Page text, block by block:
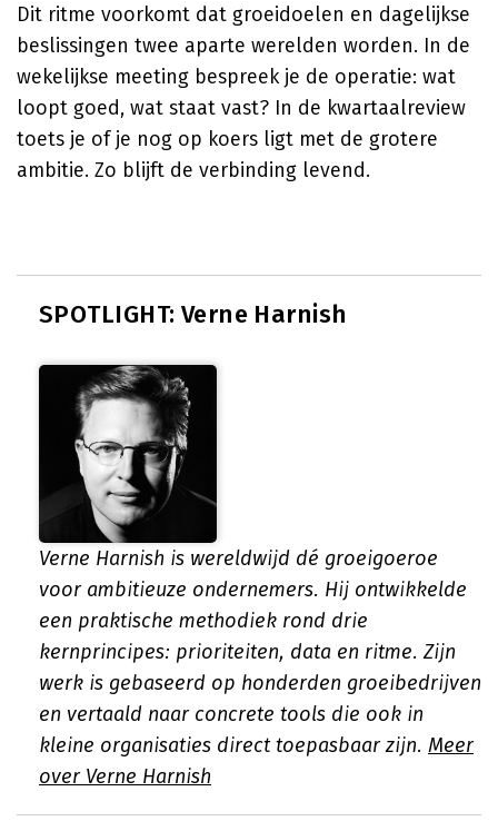
Dit ritme voorkomt dat groeidoelen en dagelijkse
beslissingen twee aparte werelden worden. In de
wekelijkse meeting bespreek je de operatie: wat
loopt goed, wat staat vast? In de kwartaalreview
toets je of je nog op koers ligt met de grotere
ambitie. Zo blijft de verbinding levend.
SPOTLIGHT: Verne Harnish
Verne Harnish is wereldwijd dé groeigoeroe
voor ambitieuze ondernemers. Hij ontwikkelde
een praktische methodiek rond drie
kernprincipes: prioriteiten, data en ritme. Zijn
werk is gebaseerd op honderden groeibedrijven
en vertaald naar concrete tools die ook in
kleine organisaties direct toepasbaar zijn. Meer
over Verne Harnish